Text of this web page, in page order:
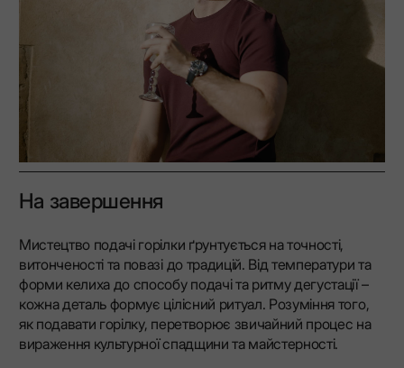
На завершення
Мистецтво подачі горілки ґрунтується на точності,
витонченості та повазі до традицій. Від температури та
форми келиха до способу подачі та ритму дегустації –
кожна деталь формує цілісний ритуал. Розуміння того,
як подавати горілку, перетворює звичайний процес на
вираження культурної спадщини та майстерності.